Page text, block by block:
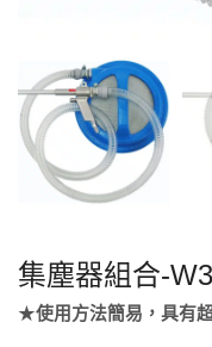
集塵器組合-
★使用方法簡易，具有